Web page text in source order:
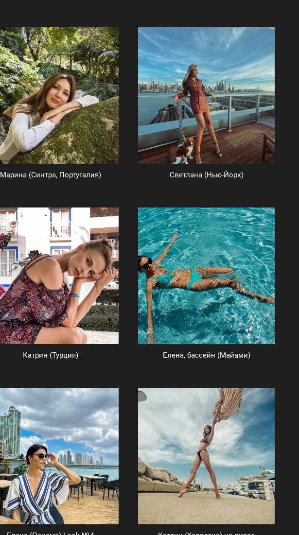
Марина (Синтра, Португалия) Светлана (Нью-Йорк)
Катрин (Турция) Елена, бассейн (Майами)